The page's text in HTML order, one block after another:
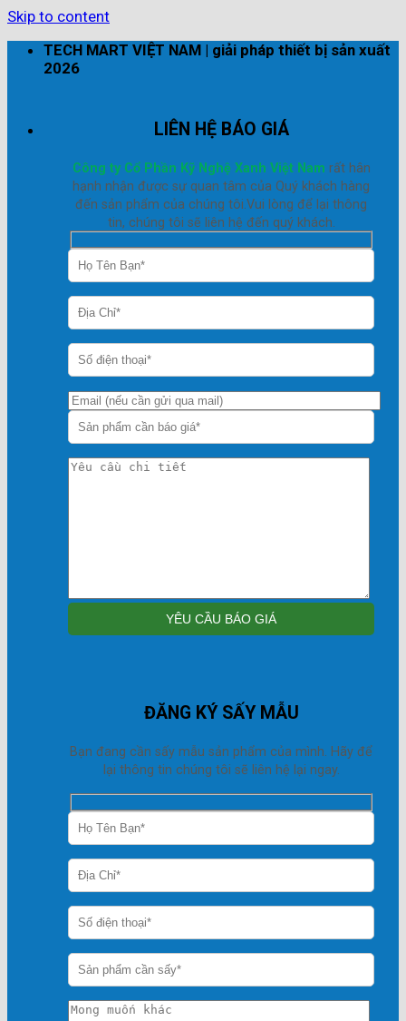
Skip to content
TECH MART VIỆT NAM | giải pháp thiết bị sản xuất
2026
LIÊN HỆ BÁO GIÁ
Công ty Cổ Phần Kỹ Nghệ Xanh Việt Nam rất hân
hạnh nhận được sự quan tâm của Quý khách hàng
đến sản phẩm của chúng tôi.Vui lòng để lại thông
tin, chúng tôi sẽ liên hệ đến quý khách.
ĐĂNG KÝ SẤY MẪU
Bạn đang cần sấy mẫu sản phẩm của mình. Hãy để
lại thông tin chúng tôi sẽ liên hệ lại ngay.